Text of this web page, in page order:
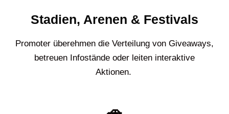
Stadien, Arenen & Festivals
Promoter überehmen die Verteilung von Giveaways,
betreuen Infostände oder leiten interaktive
Aktionen.